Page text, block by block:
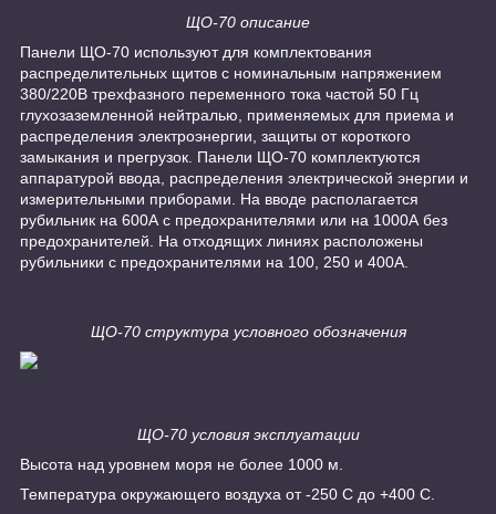
ЩО-70 описание
Панели ЩО-70 используют для комплектования
распределительных щитов с номинальным напряжением
380/220В трехфазного переменного тока частой 50 Гц
глухозаземленной нейтралью, применяемых для приема и
распределения электроэнергии, защиты от короткого
замыкания и прегрузок. Панели ЩО-70 комплектуются
аппаратурой ввода, распределения электрической энергии и
измерительными приборами. На вводе располагается
рубильник на 600А с предохранителями или на 1000А без
предохранителей. На отходящих линиях расположены
рубильники с предохранителями на 100, 250 и 400А.
ЩО-70 структура условного обозначения
ЩО-70 условия эксплуатации
Высота над уровнем моря не более 1000 м.
Температура окружающего воздуха от -250 С до +400 С.